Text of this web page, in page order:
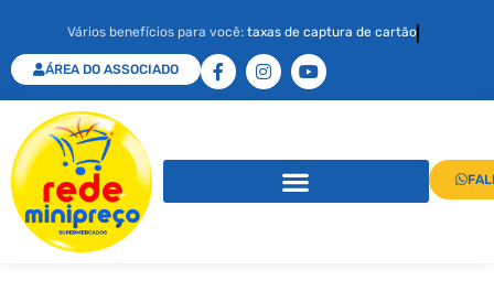
Vários benefícios para você: taxas de captura de cartão
ÁREA DO ASSOCIADO